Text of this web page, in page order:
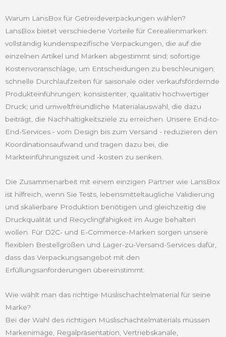
Warum LansBox für Getreideverpackungen wählen?
LansBox bietet verschiedene Vorteile für Cerealienmarken:
vollständig kundenspezifische Verpackungen, die auf die
einzelnen Artikel und Marken abgestimmt sind; sofortige
Kostenvoranschläge, um Entscheidungen zu beschleunigen;
schnelle Durchlaufzeiten für saisonale oder verkaufsfördernde
Produkteinführungen; konsistenter, qualitativ hochwertiger
Druck; und umweltfreundliche Materialauswahl, die dazu
beiträgt, die Nachhaltigkeitsziele zu erreichen. Unsere End-to-
End-Services - vom Design bis zum Versand - reduzieren den
Koordinationsaufwand und tragen dazu bei, die
Markteinführungszeit und -kosten zu senken.
Die Zusammenarbeit mit einem einzigen Partner wie LansBox
ist hilfreich, wenn Sie Tests, lebensmitteltaugliche Validierung
und skalierbare Produktion benötigen und gleichzeitig die
Druckqualität und Recyclingfähigkeit im Auge behalten
wollen. Für D2C- und E-Commerce-Marken sorgen unsere
flexiblen Bestellgrößen und Lager-zu-Versand-Services dafür,
dass das Verpackungsangebot mit den
Erfüllungsanforderungen übereinstimmt.
Wie wählt man das richtige Müslischachtelmaterial für seine
Marke?
Bei der Wahl des richtigen Müslischachtelmaterials müssen
Markenimage, Regalpräsentation, Vertriebskanäle,